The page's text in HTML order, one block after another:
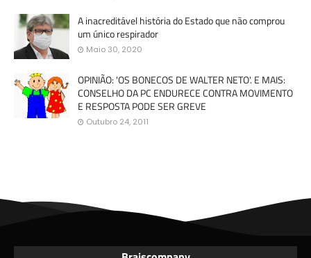
A inacreditável história do Estado que não comprou
um único respirador
Maio 30, 2020
OPINIÃO: 'OS BONECOS DE WALTER NETO'. E MAIS:
CONSELHO DA PC ENDURECE CONTRA MOVIMENTO
E RESPOSTA PODE SER GREVE
Outubro 24, 2011